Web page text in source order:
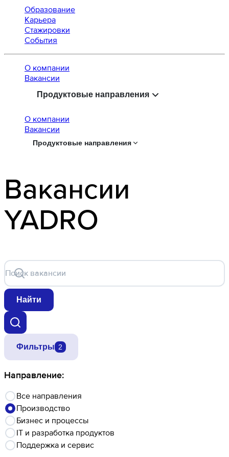
Образование
Карьера
Стажировки
События
О компании
Вaкансии
Продуктовые направления
О компании
Вaкансии
Продуктовые направления
Вакансии
YADRO
Поиск вакансии
Найти
Фильтры 2
Направление:
Все направления
Производство
Бизнес и процессы
IT и разработка продуктов
Поддержка и сервис